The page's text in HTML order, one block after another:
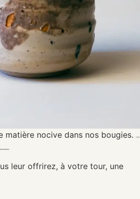
matière nocive dans nos bougies. Une
leur offrirez, à votre tour, une